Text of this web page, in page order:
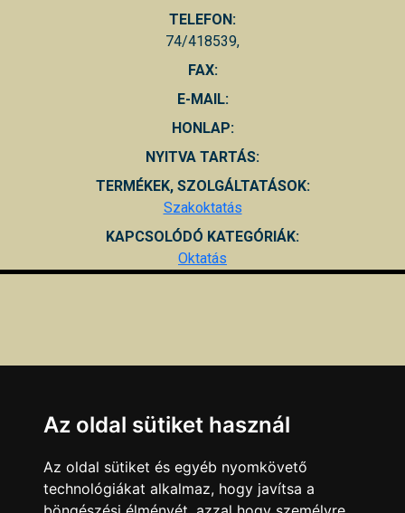
TELEFON:
74/418539,
FAX:
E-MAIL:
HONLAP:
NYITVA TARTÁS:
TERMÉKEK, SZOLGÁLTATÁSOK:
Szakoktatás
KAPCSOLÓDÓ KATEGÓRIÁK:
Oktatás
Az oldal sütiket használ
Az oldal sütiket és egyéb nyomkövető
technológiákat alkalmaz, hogy javítsa a